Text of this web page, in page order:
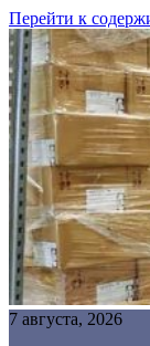
Перейти к
7 августа, 2026